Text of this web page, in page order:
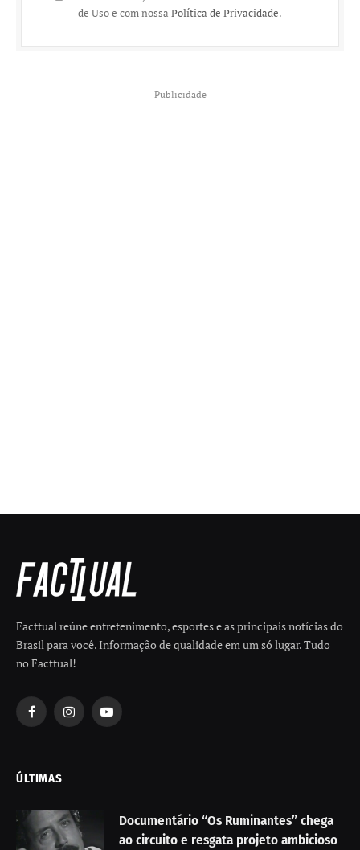
de Uso e com nossa Política de Privacidade.
Publicidade
Facttual reúne entretenimento, esportes e as principais notícias do
Brasil para você. Informação de qualidade em um só lugar. Tudo
no Facttual!
FacebookInstagramYouTube
ÚLTIMAS
Documentário “Os Ruminantes” chega
ao circuito e resgata projeto ambicioso